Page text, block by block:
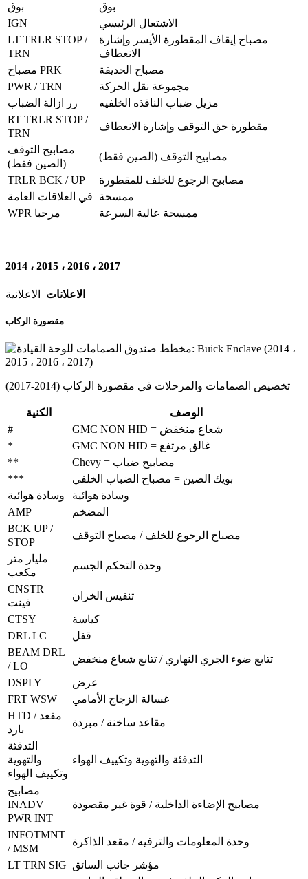
بوق
بوق
IGN
الاشتعال الرئيسي
LT TRLR STOP /
TRN
مصباح إيقاف المقطورة الأيسر وإشارة
الانعطاف
مصباح PRK
مصباح الحديقة
PWR / TRN
مجموعة نقل الحركة
رر ازالة الضباب
مزيل ضباب النافذه الخلفيه
RT TRLR STOP /
TRN
مقطورة حق التوقف وإشارة الانعطاف
مصابيح التوقف
(الصين فقط)
مصابيح التوقف (الصين فقط)
TRLR BCK / UP
مصابيح الرجوع للخلف للمقطورة
في العلاقات العامة
ممسحة
WPR مرحبا
ممسحة عالية السرعة
2014 ، 2015 ، 2016 ، 2017
الاعلانات الاعلانية
مقصورة الركاب
تخصيص الصمامات والمرحلات في مقصورة الركاب (2014-2017)
الكنية
الوصف
#
GMC NON HID = شعاع منخفض
*
GMC NON HID = غالق مرتفع
**
Chevy = مصابيح ضباب
***
بويك الصين = مصباح الضباب الخلفي
وسادة هوائية
وسادة هوائية
AMP
المضخم
BCK UP /
STOP
مصباح الرجوع للخلف / مصباح التوقف
مليار متر
مكعب
وحدة التحكم الجسم
CNSTR
فينت
تنفيس الخزان
CTSY
كياسة
DRL LC
قفل
BEAM DRL
/ LO
تتابع ضوء الجري النهاري / تتابع شعاع منخفض
DSPLY
عرض
FRT WSW
غسالة الزجاج الأمامي
HTD / مقعد
بارد
مقاعد ساخنة / مبردة
التدفئة
والتهوية
وتكييف الهواء
التدفئة والتهوية وتكييف الهواء
مصابيح
INADV
PWR INT
مصابيح الإضاءة الداخلية / قوة غير مقصودة
INFOTMNT
/ MSM
وحدة المعلومات والترفيه / مقعد الذاكرة
LT TRN SIG مؤشر جانب السائق